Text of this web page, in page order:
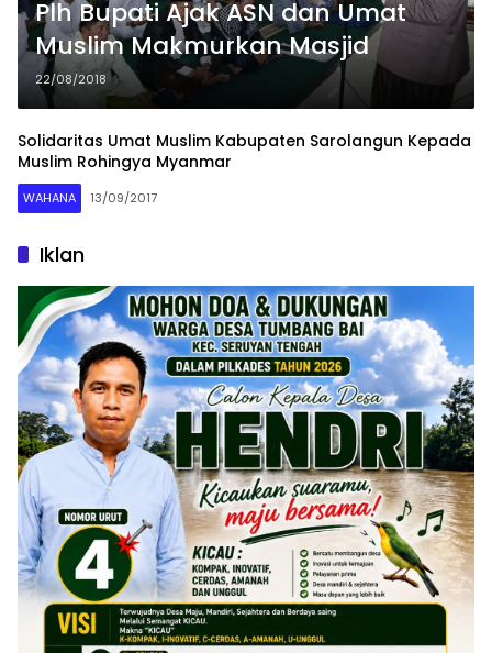
Plh Bupati Ajak ASN dan Umat
Muslim Makmurkan Masjid
22/08/2018
Solidaritas Umat Muslim Kabupaten Sarolangun Kepada
Muslim Rohingya Myanmar
WAHANA 13/09/2017
Iklan